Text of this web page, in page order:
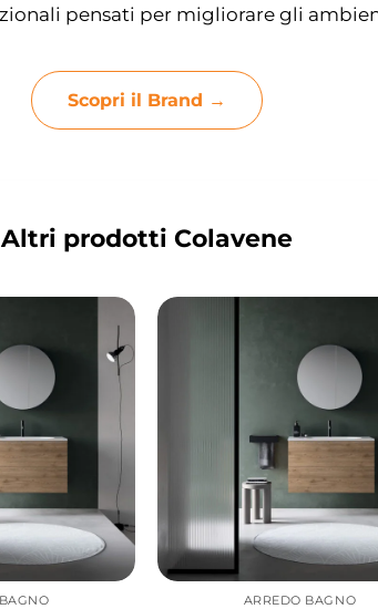
pensati per migliorare gli
Scopri il Brand →
Altri prodotti Colavene
ARREDO BAGNO